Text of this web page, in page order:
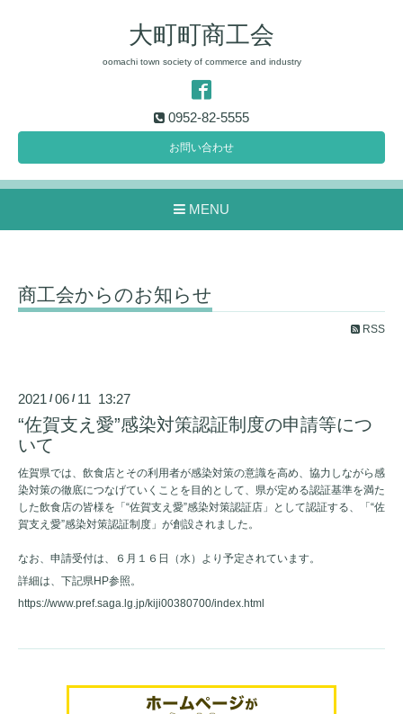
大町町商工会
oomachi town society of commerce and industry
0952-82-5555
お問い合わせ
MENU
商工会からのお知らせ
RSS
2021 /06 / 11 13:27
“佐賀支え愛”感染対策認証制度の申請等につ
いて
佐賀県では、飲食店とその利用者が感染対策の意識を高め、協力しながら感
染対策の徹底につなげていくことを目的として、県が定める認証基準を満た
した飲食店の皆様を「“佐賀支え愛”感染対策認証店」として認証する、「“佐
賀支え愛”感染対策認証制度」が創設されました。
なお、申請受付は、６月１６日（水）より予定されています。
詳細は、下記県HP参照。
https://www.pref.saga.lg.jp/kiji00380700/index.html